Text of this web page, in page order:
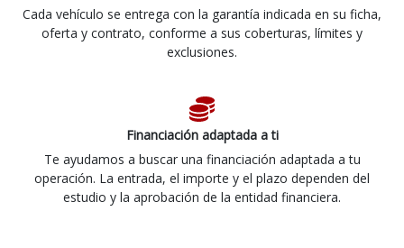
Cada vehículo se entrega con la garantía indicada en su ficha,
oferta y contrato, conforme a sus coberturas, límites y
exclusiones.
Financiación adaptada a ti
Te ayudamos a buscar una financiación adaptada a tu
operación. La entrada, el importe y el plazo dependen del
estudio y la aprobación de la entidad financiera.